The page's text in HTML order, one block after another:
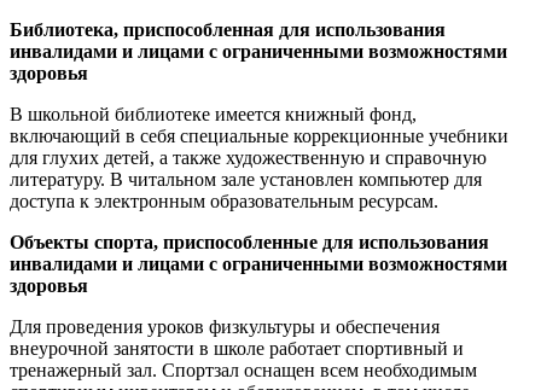
Библиотека, приспособленная для использования
инвалидами и лицами с ограниченными возможностями
здоровья
В школьной библиотеке имеется книжный фонд,
включающий в себя специальные коррекционные учебники
для глухих детей, а также художественную и справочную
литературу. В читальном зале установлен компьютер для
доступа к электронным образовательным ресурсам.
Объекты спорта, приспособленные для использования
инвалидами и лицами с ограниченными возможностями
здоровья
Для проведения уроков физкультуры и обеспечения
внеурочной занятости в школе работает спортивный и
тренажерный зал. Спортзал оснащен всем необходимым